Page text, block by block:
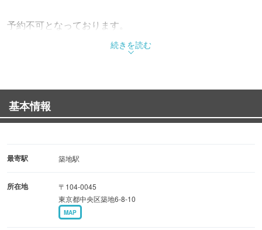
予約不可となっております。
トロ・ウニ・イクラ等すべて食べ放題です。(ネタ数に限り
あり)
店下さい。
※事前予約不可 ⇒当日朝8:30までに店頭に予約表を出しま
すので、必要事項を記入し再度御来店下さい。
続きを読む
基本情報
最寄駅 築地駅
所在地
〒104-0045
東京都中央区築地6-8-10
MAP